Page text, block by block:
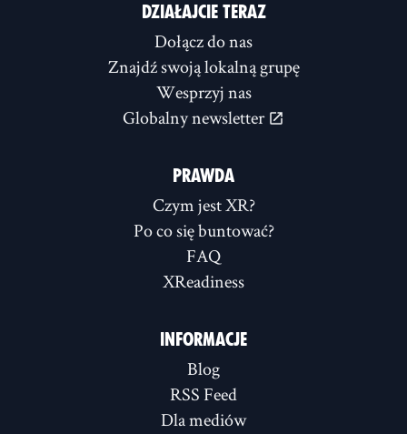
DZIAŁAJCIE TERAZ
Dołącz do nas
Znajdź swoją lokalną grupę
Wesprzyj nas
Globalny newsletter
PRAWDA
Czym jest XR?
Po co się buntować?
FAQ
XReadiness
INFORMACJE
Blog
RSS Feed
Dla mediów